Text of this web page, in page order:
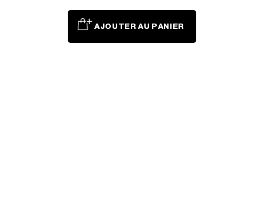
AJOUTER AU PANIER